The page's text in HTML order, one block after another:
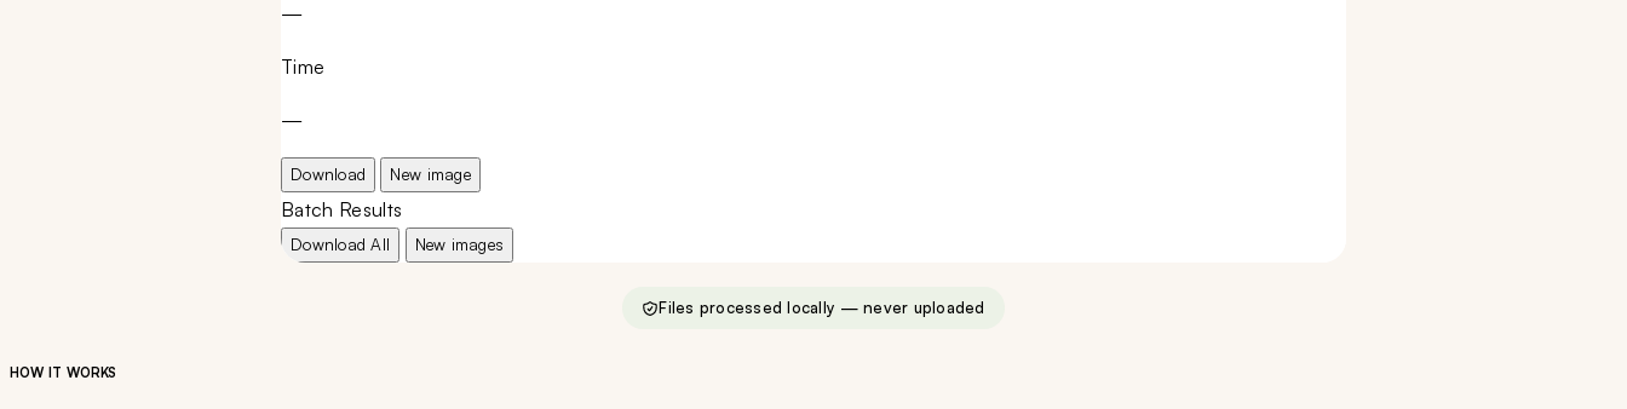
—
Time
—
Download New image
Batch Results
Download All New images
Files processed locally — never uploaded
HOW IT WORKS